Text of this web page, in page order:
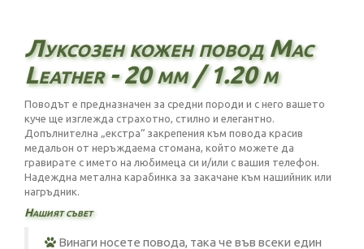
Луксозен кожен повод Mac
Leather - 20 мм / 1.20 м
Поводът е предназначен за средни породи и с него вашето
куче ще изглежда страхотно, стилно и елегантно.
Допълнителна „екстра“ закрепения към повода красив
медальон от неръждаема стомана, който можете да
гравирате с името на любимеца си и/или с вашия телефон.
Надеждна метална карабинка за закачане към нашийник или
нагръдник.
Нашият съвет
Винаги носете повода, така че във всеки един